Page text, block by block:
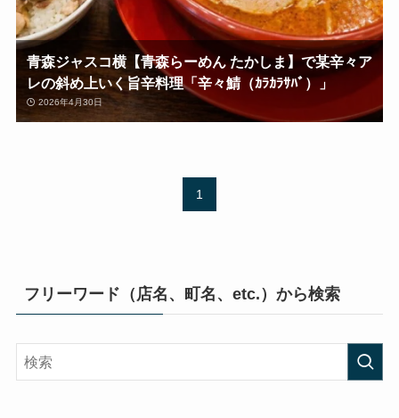
青森ジャスコ横【青森らーめん たかしま】で某辛々ア
レの斜め上いく旨辛料理「辛々鯖（ｶﾗｶﾗｻﾊﾞ）」
2026年4月30日
1
フリーワード（店名、町名、etc.）から検索